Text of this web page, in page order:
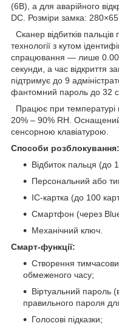
(6В), а для аварійного
DC. Розміри замка:
Сканер відбитків
технології з кутом
спрацювання — лише
секунди, а час відкриття
підтримує до 9
фантомний пароль до 32
Працює при температурі
20% – 90% RH.
сенсорною клавіатурою.
Способи розблокування:
Відбиток пальця (до
Персональний або
IC-картка (до 100
Смартфон (через
Механічний ключ.
Смарт-функції:
Створення
обмеженого часу;
Віртуальний пароль
правильного пароля
Голосові підказки;